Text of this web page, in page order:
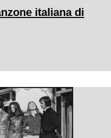
italiana di